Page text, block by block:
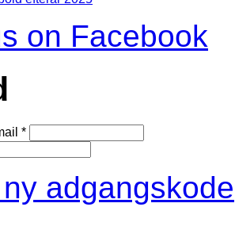
on Facebook
*
adgangskode